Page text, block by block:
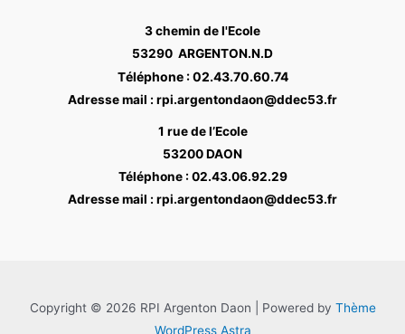
3 chemin de l'Ecole
53290 ARGENTON.N.D
Téléphone : 02.43.70.60.74
Adresse mail : rpi.argentondaon@ddec53.fr
1 rue de l’Ecole
53200 DAON
Téléphone : 02.43.06.92.29
Adresse mail : rpi.argentondaon@ddec53.fr
Copyright © 2026 RPI Argenton Daon | Powered by Thème
WordPress Astra